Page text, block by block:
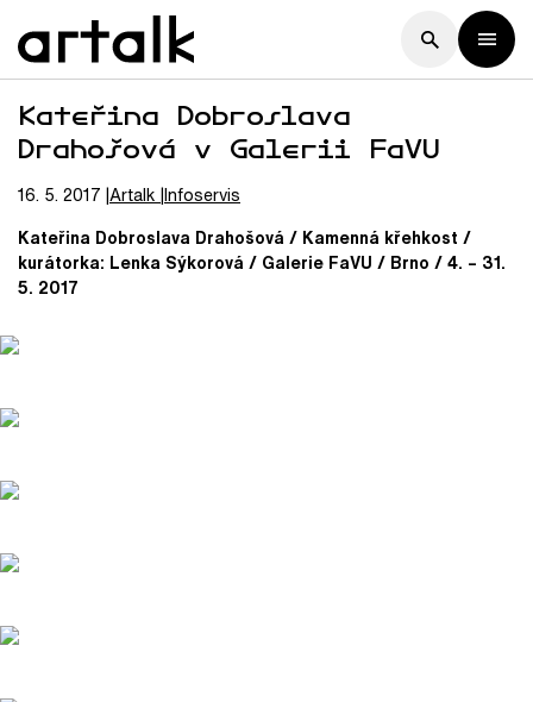
Kateřina Dobroslava
Drahošová v Galerii FaVU
16. 5. 2017 Artalk Infoservis
Kateřina Dobroslava Drahošová / Kamenná křehkost /
kurátorka: Lenka Sýkorová / Galerie FaVU / Brno / 4. – 31.
5. 2017